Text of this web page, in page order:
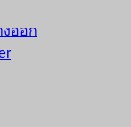
งออก